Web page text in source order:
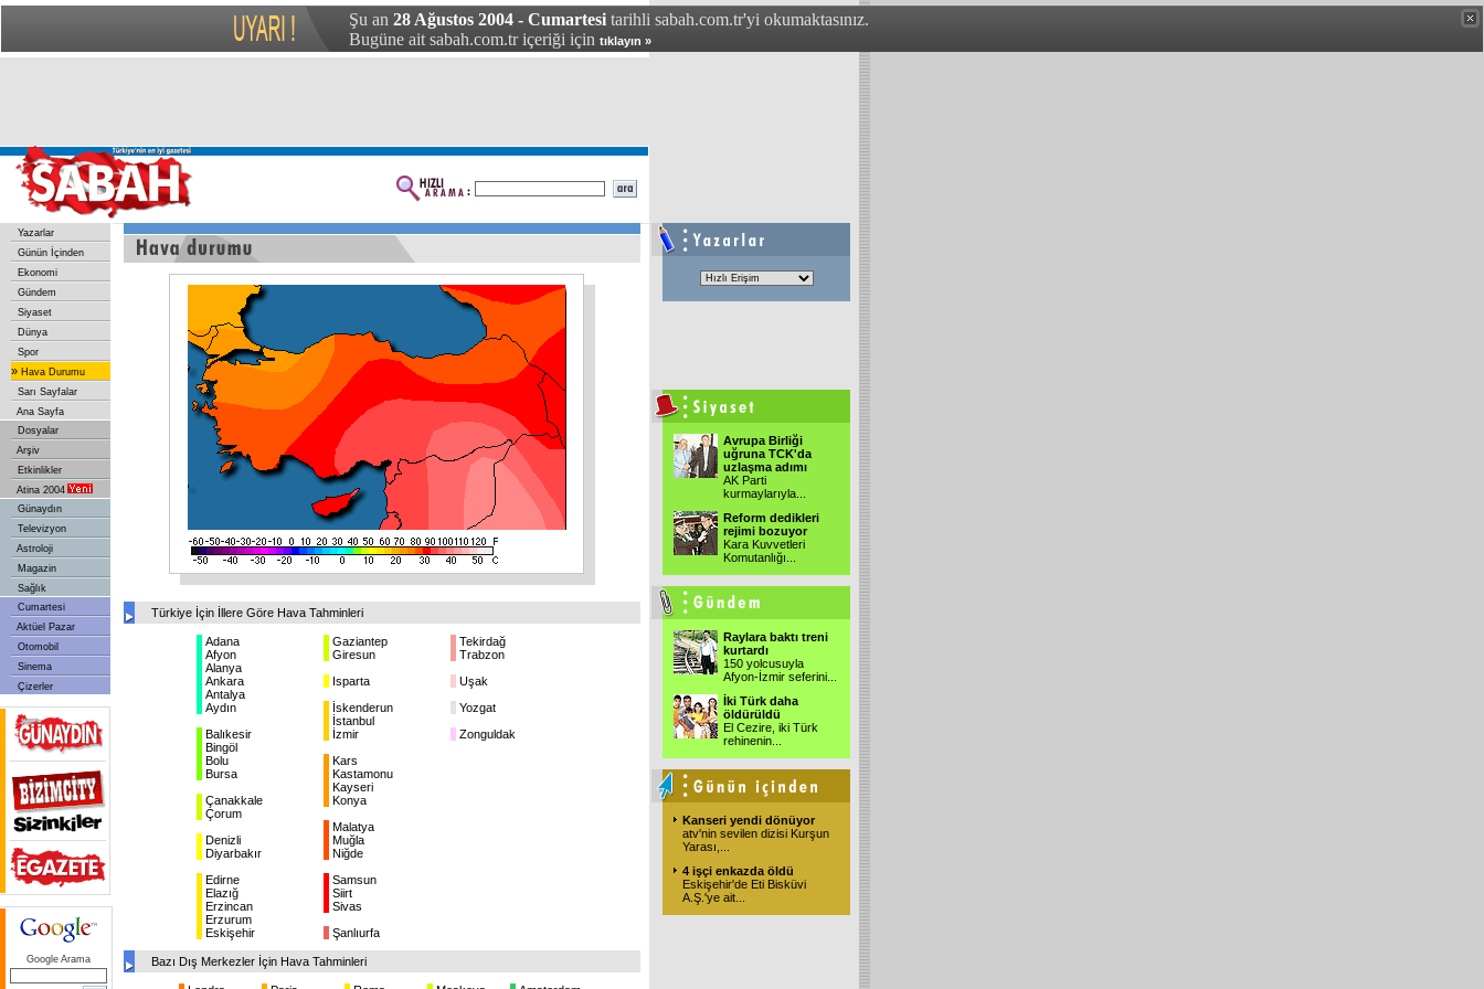
Şu an 28 Ağustos 2004 - Cumartesi tarihli sabah.com.tr'yi okumaktasınız.
Bugüne ait sabah.com.tr içeriği için tıklayın »
Yazarlar
Günün İçinden
Ekonomi
Gündem
Siyaset
Dünya
Spor
» Hava Durumu
Sarı Sayfalar
Ana Sayfa
Dosyalar
Arşiv
Etkinlikler
Atina 2004
Günaydın
Televizyon
Astroloji
Magazin
Sağlık
Cumartesi
Aktüel Pazar
Otomobil
Sinema
Çizerler
Google Arama
Türkiye İçin İllere Göre Hava Tahminleri
Adana Gaziantep
Tekirdağ
Afyon
Giresun
Trabzon
Alanya
Ankara
Isparta
Uşak
Antalya
Aydın
İskenderun
Yozgat
İstanbul
Balıkesir
İzmir
Zonguldak
Bingöl
Bolu
Kars
Bursa
Kastamonu
Kayseri
Çanakkale
Konya
Çorum
Malatya
Denizli
Muğla
Diyarbakır
Niğde
Edirne
Samsun
Elazığ
Siirt
Erzincan
Sivas
Erzurum
Eskişehir
Şanlıurfa
Bazı Dış Merkezler İçin Hava Tahminleri
Avrupa Birliği
uğruna TCK'da
uzlaşma adımı
AK Parti
kurmaylarıyla
Reform dedikleri
rejimi bozuyor
Kara Kuvvetleri
Komutanlığı
Raylara baktı treni
kurtardı
150 yolcusuyla
Afyon-İzmir seferini
İki Türk daha
öldürüldü
El Cezire, iki Türk
rehinenin
Kanseri yendi dönüyor
atv'nin sevilen dizisi Kurşun
Yarası,
4 işçi enkazda öldü
Eskişehir'de Eti Bisküvi
A.Ş.'ye ait